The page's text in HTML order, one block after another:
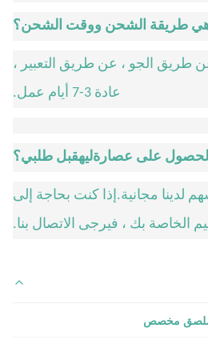
طريقة الشحن ووقت الشحن؟
طريق الجو ، عن طريق التعبير ،
عادة 3-7 أيام عمل.
على عصارةليهقبل طلبي؟
لدينا مجانية.إذا كنت بحاجة إلى
الخاصة بك ، فيرجى الاتصال بنا.
مخصص